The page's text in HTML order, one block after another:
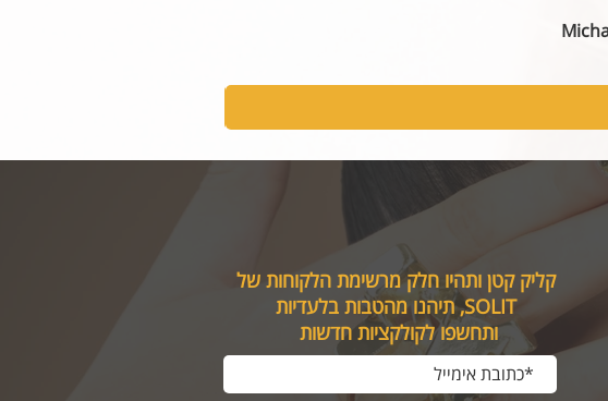
קליק קטן ותהיו חלק מרשימת הלקוחות של
SOLIT, תיהנו מהטבות בלעדיות
ותחשפו לקולקציות חדשות